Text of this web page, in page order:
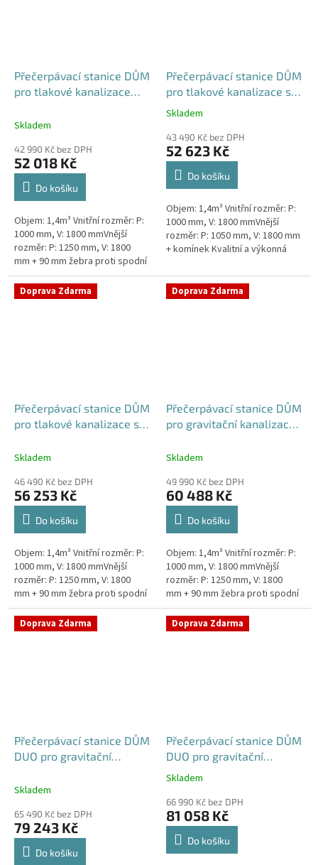
Přečerpávací stanice DŮM
pro tlakové kanalizace
1,4m3
Skladem
42 990 Kč bez DPH
52 018 Kč
Do košíku
Objem: 1,4m³ Vnitřní rozměr: P:
1000 mm, V: 1800 mmVnější
rozměr: P: 1250 mm, V: 1800
mm + 90 mm žebra proti spodní
vodě + komínek Kvalitní a
výkonná přečerpávací stanice
k...
Přečerpávací stanice DŮM
pro tlakové kanalizace se
zdvojeným řezákem
Průměrné
produktu
je
5,0
hvězdiček.
Skladem
43 490 Kč bez DPH
52 623 Kč
Do košíku
Objem: 1,4m³ Vnitřní rozměr: P:
1000 mm, V: 1800 mmVnější
rozměr: P: 1050 mm, V: 1800 mm
+ komínek Kvalitní a výkonná
rodinným domům,
provozovnám,...
Doprava Zdarma
Přečerpávací stanice DŮM
pro tlakové kanalizace se
dvouplášťová - nádrž
Skladem
46 490 Kč bez DPH
56 253 Kč
Do košíku
Objem: 1,4m³ Vnitřní rozměr: P:
1000 mm, V: 1800 mmVnější
rozměr: P: 1250 mm, V: 1800
mm + 90 mm žebra proti spodní
vodě + komínek Kvalitní a
výkonná přečerpávací stanice
k...
Doprava Zdarma
Přečerpávací stanice DŮM
pro gravitační kanalizace
1,4m3
Skladem
49 990 Kč bez DPH
60 488 Kč
Do košíku
Objem: 1,4m³ Vnitřní rozměr: P:
1000 mm, V: 1800 mmVnější
rozměr: P: 1250 mm, V: 1800
mm + 90 mm žebra proti spodní
vodě + komínek Kvalitní a
výkonná přečerpávací stanice...
Doprava Zdarma
Přečerpávací stanice DŮM
DUO pro gravitační
- nádrž 2m3
Skladem
65 490 Kč bez DPH
79 243 Kč
Do košíku
Doprava Zdarma
Přečerpávací stanice DŮM
DUO pro gravitační
kanalizace samonosná -
Průměrné
produktu
je
5,0
Skladem
66 990 Kč bez DPH
81 058 Kč
Do košíku